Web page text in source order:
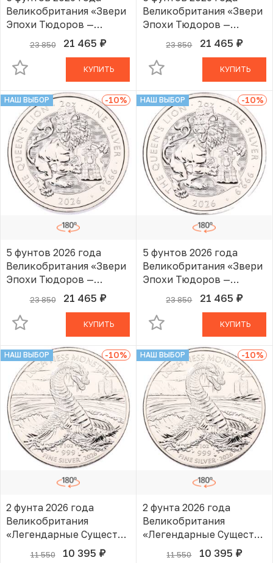
Великобритания «Звери
Эпохи Тюдоров —
Королевский Лев»
23 850 21 465 руб.
В КОРЗИНЕ
КУПИТЬ
Великобритания «Звери
Эпохи Тюдоров —
Королевский Лев»
23 850 21 465 руб.
В КОРЗИНЕ
КУПИТЬ
НАШ ВЫБОР -10%
5 фунтов 2026 года
Великобритания «Звери
Эпохи Тюдоров —
Королевский Лев»
23 850 21 465 руб.
В КОРЗИНЕ
КУПИТЬ
НАШ ВЫБОР -10%
5 фунтов 2026 года
Великобритания «Звери
Эпохи Тюдоров —
Королевский Лев»
23 850 21 465 руб.
В КОРЗИНЕ
КУПИТЬ
НАШ ВЫБОР -10%
2 фунта 2026 года
Великобритания
«Легендарные Существа
— Лох-Несское
11 550 10 395 руб.
В КОРЗИНЕ
НАШ ВЫБОР -10%
2 фунта 2026 года
Великобритания
«Легендарные Существа
— Лох-Несское
11 550 10 395 руб.
В КОРЗИНЕ